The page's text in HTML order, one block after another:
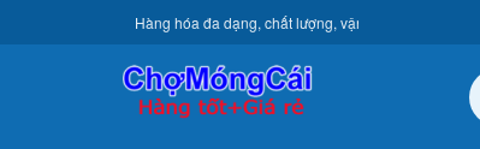
Hàng hóa đa dạng, chất lượng, vận chuyển toàn quốc.